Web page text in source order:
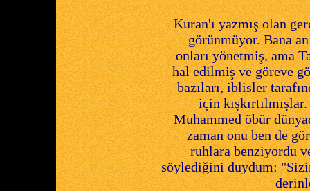
Kuran'ı yazmış olan
görünmüyor. Bana
onları yönetmiş, ama
hal edilmiş ve göreve
bazıları, iblisler
için
Muhammed öbür
zaman onu ben de
ruhlara benziyordu
söylediğini duydum: